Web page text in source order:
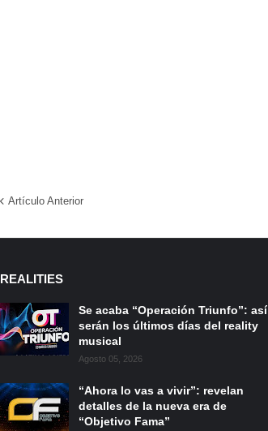
Artículo Anterior
REALITIES
Se acaba “Operación Triunfo”: así
serán los últimos días del reality
musical
Agosto 05, 2026
“Ahora lo vas a vivir”: revelan
detalles de la nueva era de
“Objetivo Fama”